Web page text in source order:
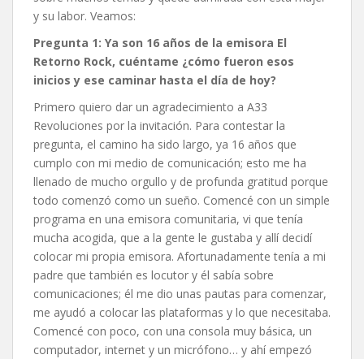
y su labor. Veamos:
Pregunta 1: Ya son 16 años de la emisora El
Retorno Rock, cuéntame ¿cómo fueron esos
inicios y ese caminar hasta el día de hoy?
Primero quiero dar un agradecimiento a A33
Revoluciones por la invitación. Para contestar la
pregunta, el camino ha sido largo, ya 16 años que
cumplo con mi medio de comunicación; esto me ha
llenado de mucho orgullo y de profunda gratitud porque
todo comenzó como un sueño. Comencé con un simple
programa en una emisora comunitaria, vi que tenía
mucha acogida, que a la gente le gustaba y allí decidí
colocar mi propia emisora. Afortunadamente tenía a mi
padre que también es locutor y él sabía sobre
comunicaciones; él me dio unas pautas para comenzar,
me ayudó a colocar las plataformas y lo que necesitaba.
Comencé con poco, con una consola muy básica, un
computador, internet y un micrófono… y ahí empezó